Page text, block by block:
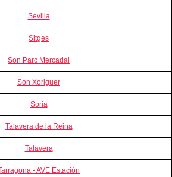
Sevilla
Sitges
Son Parc Mercadal
Son Xoriguer
Soria
Talavera de la Reina
Talavera
- AVE Estación